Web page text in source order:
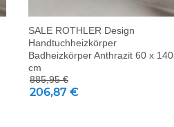
SALE ROTHLER Design
Handtuchheizkörper
Badheizkörper Anthrazit 60 x 140
cm
885,95 €
206,87 €